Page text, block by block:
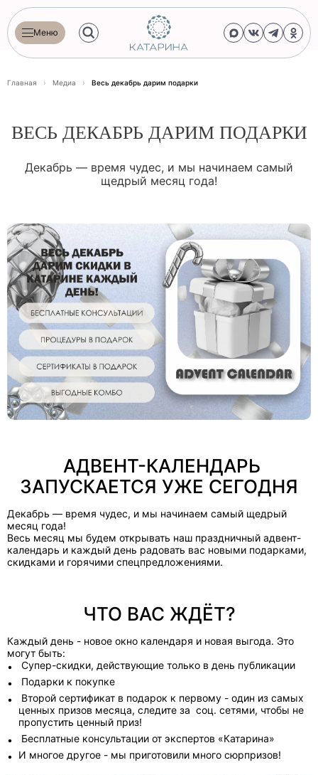
Меню
Главная › Медиа › Весь декабрь дарим подарки
ВЕСЬ ДЕКАБРЬ ДАРИМ ПОДАРКИ
Декабрь — время чудес, и мы начинаем самый
щедрый месяц года!
АДВЕНТ-КАЛЕНДАРЬ
ЗАПУСКАЕТСЯ УЖЕ СЕГОДНЯ
Декабрь — время чудес, и мы начинаем самый щедрый
месяц года!
Весь месяц мы будем открывать наш праздничный адвент-
календарь и каждый день радовать вас новыми подарками,
скидками и горячими спецпредложениями.
ЧТО ВАС ЖДЁТ?
Каждый день - новое окно календаря и новая выгода. Это
могут быть:
Супер-скидки, действующие только в день публикации
Подарки к покупке
Второй сертификат в подарок к первому - один из самых
ценных призов месяца, следите за соц. сетями, чтобы не
пропустить ценный приз!
Бесплатные консультации от экспертов «Катарина»
И многое другое - мы приготовили много сюрпризов!